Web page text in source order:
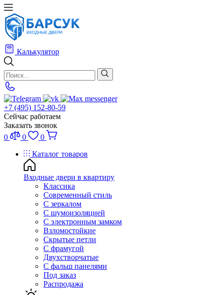
Калькулятор
+7 (495) 152-80-59
Сейчас работаем
Заказать звонок
0
0
0
Каталог товаров
Входные двери в квартиру
Классика
Современный стиль
С зеркалом
С шумоизоляцией
С электронным замком
Взломостойкие
Скрытые петли
С фрамугой
Двухстворчатые
С фальш панелями
Под заказ
Распродажа